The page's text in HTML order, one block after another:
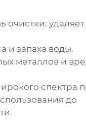
очистки: удаляет
и запаха воды.
металлов и
спектра
до